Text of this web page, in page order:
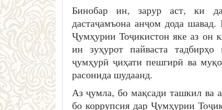
Бинобар ин, зарур аст, ки
дастаҷамъона анҷом дода
Ҷумҳурии Тоҷикистон яке аз он
ин зуҳурот пайваста
ҷумҳурӣ ҷиҳати пешгирӣ ва
расонида шудаанд.
Аз ҷумла, бо мақсади ташкил ва
бо коррупсия дар Ҷумҳурии